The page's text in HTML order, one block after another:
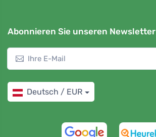
Abonnieren Sie unseren Newsletter
Deutsch / EUR